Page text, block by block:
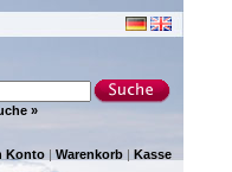
»
Konto | Warenkorb | Kasse